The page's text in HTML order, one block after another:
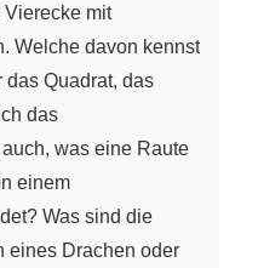
mit
Welche davon kennst
Quadrat, das
das
was eine Raute
einem
Was sind die
eines Drachen oder